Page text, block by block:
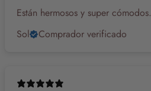
Están hermosos y super cómodos.
Sol
Comprador verificado